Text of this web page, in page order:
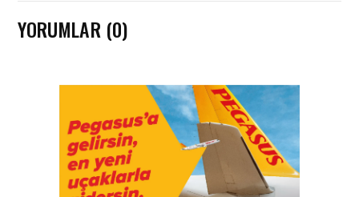
YORUMLAR (0)
HAVAALANI • 05 AĞU 2026
İSTANBUL VALI
YARDIMCISI BEKIR
DINKIRCI’DEN KONTROL
KULESI’NE ZIYARET